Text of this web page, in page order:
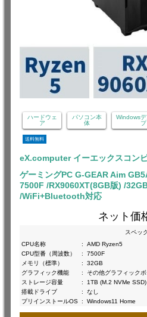
ハードウェ
ア
パソコン本
体
Windows
プ
送料無料
eX.computer イーエックスコン
ゲーミングPC G-GEAR Aim
7500F /RX9060XT(8GB版) /
/WiFi+Bluetooth対応
ネット価
スペッ
CPU名称
:
AMD Ryzen5
CPU型番（周波数）
:
7500F
メモリ（標準）
:
32GB
グラフィック機能
:
その他グラフィック
ストレージ容量
:
1TB (M.2 NVMe SSD)
搭載ドライブ
:
なし
プリインストールOS : Windows11 Home